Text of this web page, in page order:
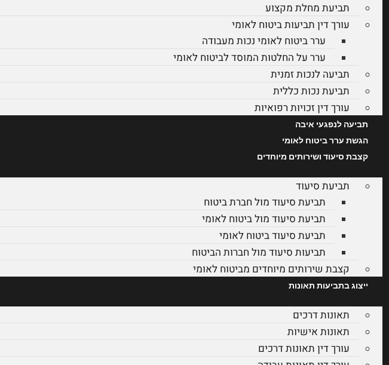
תביעת מחלת מקצוע
עורך דין תביעות ביטוח לאומי
ערר ביטוח לאומי נכות מעבודה
ערר על החלטות המוסד לביטוח לאומי
תביעה לנכות זמנית
תביעת נכות כללית
עורך דין זכויות רפואיות
תביעה לנפגעי איבה
הגשת ערר ביטוח לאומי
קצבת סיעוד ושירותים מיוחדים
תביעת סיעוד
תביעת סיעוד מול חברת ביטוח
תביעת סיעוד מול ביטוח לאומי
תביעת סיעוד ביטוח לאומי
תביעות סיעוד מול חברות הביטוח
קצבת שירותים מיוחדים מביטוח לאומי
ייצוג בתביעות תאונות
תאונות דרכים
תאונות אישיות
עורך דין תאונות דרכים